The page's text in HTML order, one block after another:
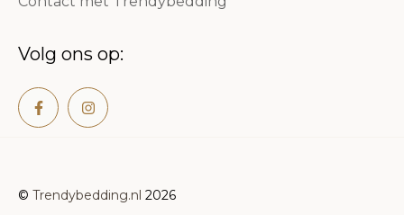
Volg ons op:
© Trendybedding.nl 2026